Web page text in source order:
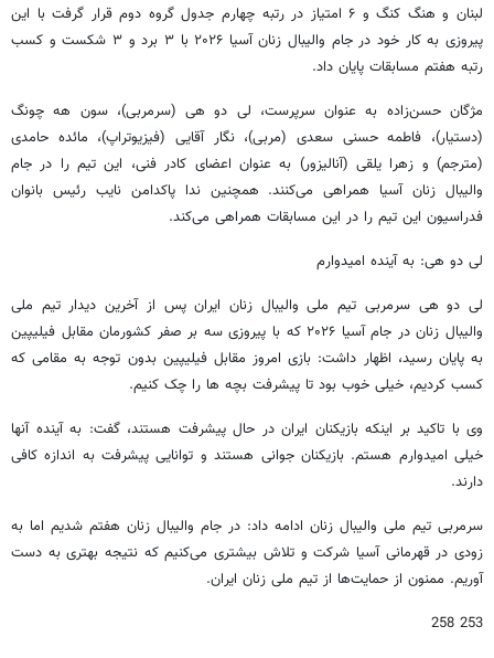
لبنان و هنگ کنگ و ۶ امتیاز در رتبه چهارم جدول گروه دوم قرار گرفت با این
پیروزی به کار خود در جام والیبال زنان آسیا ۲۰۲۶ با ۳ برد و ۳ شکست و کسب
رتبه هفتم مسابقات پایان داد.
مژگان حسن‌زاده به عنوان سرپرست، لی دو هی (سرمربی)، سون هه چونگ
(دستیار)، فاطمه حسنی سعدی (مربی)، نگار آقایی (فیزیوتراپ)، مائده حامدی
(مترجم) و زهرا یلقی (آنالیزور) به عنوان اعضای کادر فنی، این تیم را در جام
والیبال زنان آسیا همراهی می‌کنند. همچنین ندا پاکدامن نایب رئیس بانوان
فدراسیون این تیم را در این مسابقات همراهی می‌کند.
لی دو هی: به آینده امیدوارم
لی دو هی سرمربی تیم ملی والیبال زنان ایران پس از آخرین دیدار تیم ملی
والیبال زنان در جام آسیا ۲۰۲۶ که با پیروزی سه بر صفر کشورمان مقابل فیلیپین
به پایان رسید، اظهار داشت: بازی امروز مقابل فیلیپین بدون توجه به مقامی که
کسب کردیم، خیلی خوب بود تا پیشرفت بچه ها را چک کنیم.
وی با تاکید بر اینکه بازیکنان ایران در حال پیشرفت هستند، گفت: به آینده آنها
خیلی امیدوارم هستم. بازیکنان جوانی هستند و توانایی پیشرفت به اندازه کافی
دارند.
سرمربی تیم ملی والیبال زنان ادامه داد: در جام والیبال زنان هفتم شدیم اما به
زودی در قهرمانی آسیا شرکت و تلاش بیشتری می‌کنیم که نتیجه بهتری به دست
آوریم. ممنون از حمایت‌ها از تیم ملی زنان ایران.
253 258